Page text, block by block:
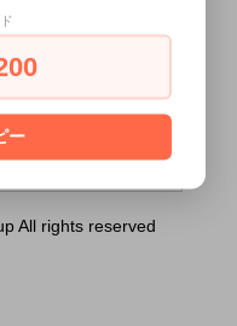
）は18歳未満
え ]
All rights reserved
ー